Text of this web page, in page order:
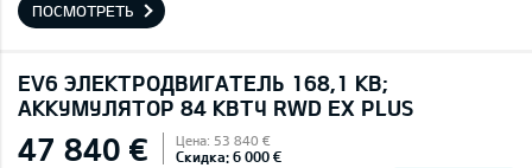
ПОСМОТРЕТЬ
EV6 ЭЛЕКТРОДВИГАТЕЛЬ 168,1 КВ;
AККУМУЛЯТОР 84 КВТЧ RWD EX PLUS
47 840 € Цена: 53 840 €
Скидка: 6 000 €